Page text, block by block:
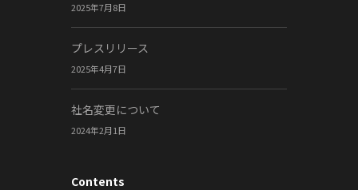
2025年7月8日
プレスリリース
2025年4月7日
社名変更について
2024年2月1日
Contents